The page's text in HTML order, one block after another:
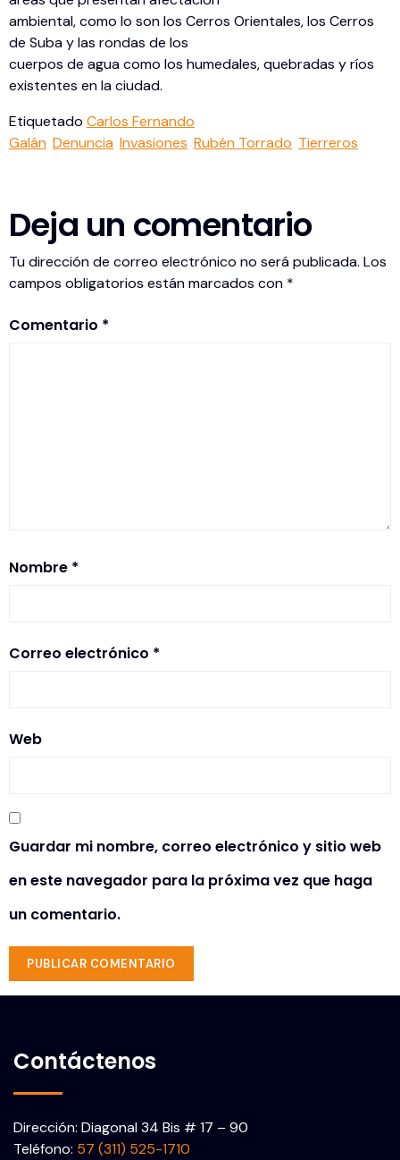
ambiental, como lo son los Cerros Orientales, los Cerros
de Suba y las rondas de los
cuerpos de agua como los humedales, quebradas y ríos
existentes en la ciudad.
Etiquetado Carlos Fernando
Galán Denuncia Invasiones Rubén Torrado Tierreros
Deja un comentario
Tu dirección de correo electrónico no será publicada. Los
campos obligatorios están marcados con *
Comentario *
Nombre *
Correo electrónico *
Web
Guardar mi nombre, correo electrónico y sitio web
en este navegador para la próxima vez que haga
un comentario.
Contáctenos
Dirección: Diagonal 34 Bis # 17 – 90
Teléfono: 57 (311) 525-1710